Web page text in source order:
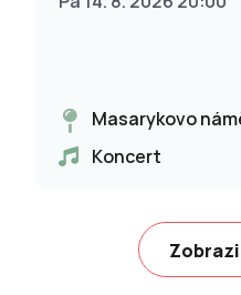
Masarykovo
Koncert